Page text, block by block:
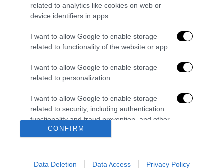
related to analytics like cookies on web or
device identifiers in apps.
I want to allow Google to enable storage
related to functionality of the website or app.
I want to allow Google to enable storage
related to personalization.
I want to allow Google to enable storage
related to security, including authentication
functionality and fraud prevention, and other
user protection.
CONFIRM
Data Deletion Data Access Privacy Policy
καταχώρηση
Διαβάστε ακόμη
σημαίνει η νίκη του Αμπντούλ Ελ-Σαγέντ
για τους Δημοκρατικούς
O στρατηγός ήταν σχιζοφρενής, εμμονικός,
πλησίαζε τα 75 όταν τον αντάμωσε η δόξα –
Εκείνος που άλλαξε την πορεία της